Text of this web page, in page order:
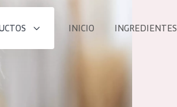
INICIO INGREDIENTES